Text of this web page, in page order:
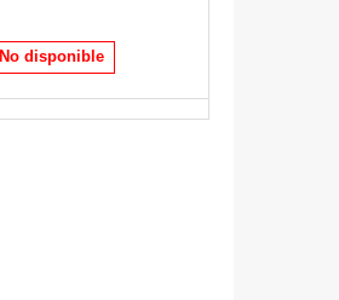
No disponible